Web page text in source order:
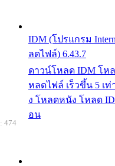
IDM (โปรแกรม
ลดไฟล์) 6.43.7
ดาวน์โหลด IDM โหล
หลดไฟล์ เร็วขึ้น 5 เ
ง โหลดหนัง โหลด
อน
474